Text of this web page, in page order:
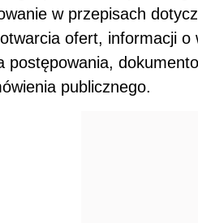
w przepisach
ofert, informacji
postępowania,
publicznego.